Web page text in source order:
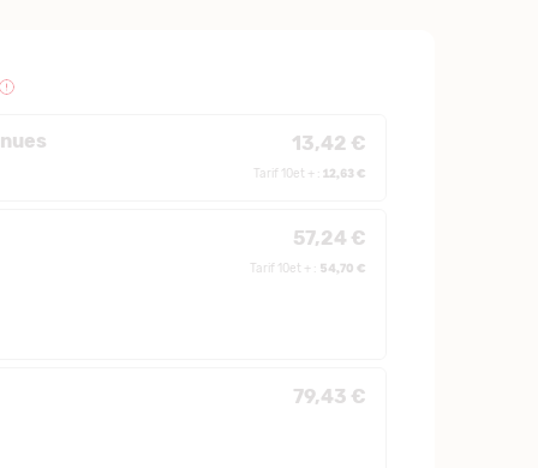
13,42 €
Tarif 10et + : 12,63 €
57,24 €
Tarif 10et + : 54,70 €
79,43 €